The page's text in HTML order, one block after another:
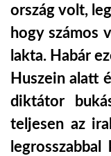
A NAP SZÉPE
LINKTR.EE
GLOBOZSARU
ország volt,
hogy számos
lakta. Habár
Huszein alatt
diktátor
teljesen az